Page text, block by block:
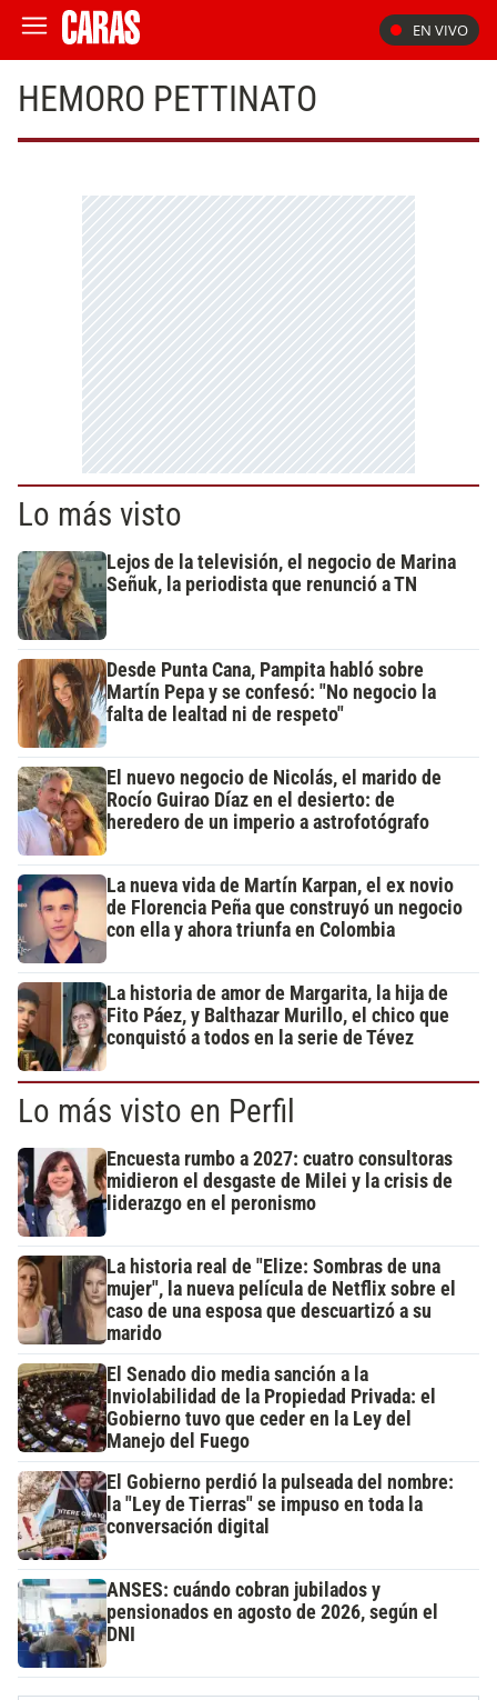
EN VIVO
HEMORO PETTINATO
Lo más visto
Lejos de la televisión, el negocio de Marina
Señuk, la periodista que renunció a TN
Desde Punta Cana, Pampita habló sobre
Martín Pepa y se confesó: "No negocio la
falta de lealtad ni de respeto"
El nuevo negocio de Nicolás, el marido de
Rocío Guirao Díaz en el desierto: de
heredero de un imperio a astrofotógrafo
La nueva vida de Martín Karpan, el ex novio
de Florencia Peña que construyó un negocio
con ella y ahora triunfa en Colombia
La historia de amor de Margarita, la hija de
Fito Páez, y Balthazar Murillo, el chico que
conquistó a todos en la serie de Tévez
Lo más visto en Perfil
Encuesta rumbo a 2027: cuatro consultoras
midieron el desgaste de Milei y la crisis de
liderazgo en el peronismo
La historia real de "Elize: Sombras de una
mujer", la nueva película de Netflix sobre el
caso de una esposa que descuartizó a su
marido
El Senado dio media sanción a la
Inviolabilidad de la Propiedad Privada: el
Gobierno tuvo que ceder en la Ley del
Manejo del Fuego
El Gobierno perdió la pulseada del nombre:
la "Ley de Tierras" se impuso en toda la
conversación digital
ANSES: cuándo cobran jubilados y
pensionados en agosto de 2026, según el
DNI